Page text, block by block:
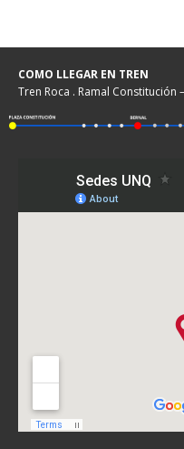
COMO LLEGAR EN TREN
Tren Roca . Ramal Constitución